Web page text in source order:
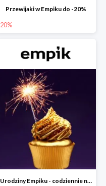
Przewijaki w Empiku do -20%
20%
Urodziny Empiku - codziennie nowe okazje nawet do -60%